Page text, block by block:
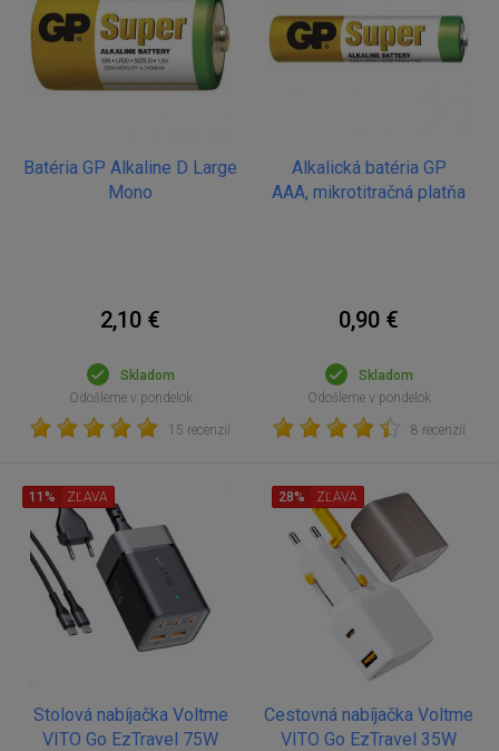
Batéria GP Alkaline D Large
Mono
2,10 €
Skladom
Odošleme v pondelok
15 recenzií
Alkalická batéria GP
AAA, mikrotitračná platňa
0,90 €
Skladom
Odošleme v pondelok
8 recenzií
Stolová nabíjačka Voltme
VITO Go EzTravel 75W
11% ZĽAVA
Cestovná nabíjačka Voltme
VITO Go EzTravel 35W
28% ZĽAVA